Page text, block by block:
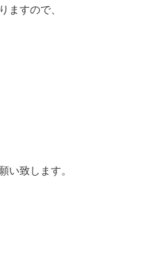
ますので、
い致します。